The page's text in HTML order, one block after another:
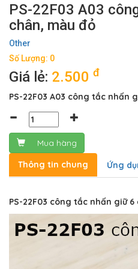
PS-22F03 A03
chân, màu đỏ
Other
Số Lượng: 0
Giá lẻ: 2.500 đ
PS-22F03 A03 công tắc nhấn
Mua hàng
Thông tin chung
Ứng
PS-22F03 công tắc nhấn giữ